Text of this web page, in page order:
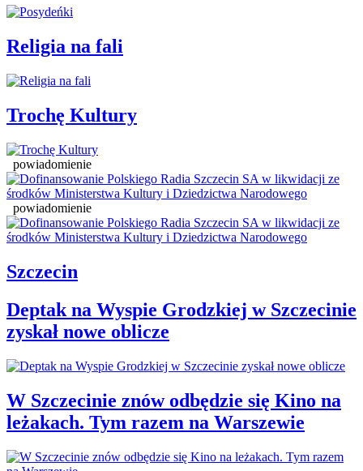
Religia na fali
Trochę Kultury
powiadomienie
powiadomienie
Szczecin
Deptak na Wyspie Grodzkiej w Szczecinie
zyskał nowe oblicze
W Szczecinie znów odbędzie się Kino na
leżakach. Tym razem na Warszewie